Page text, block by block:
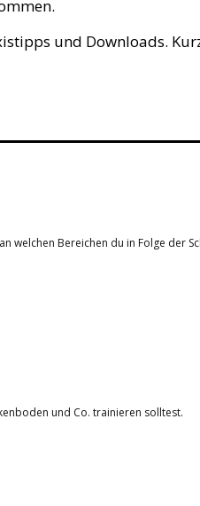
und Downloads.
welchen Bereichen du in Folge der
und Co. trainieren solltest.